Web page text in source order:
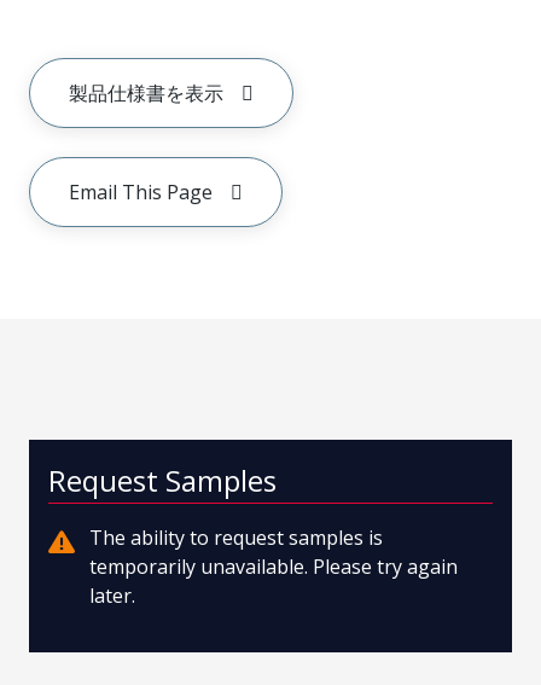
製品仕様書を表示
Email This Page
Request Samples
The ability to request samples is
temporarily unavailable. Please try again
later.